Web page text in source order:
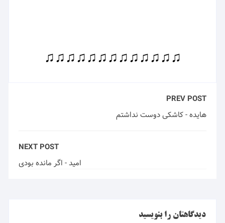
♫♫♫♫♫♫♫♫♫♫♫♫♫
PREV POST
هایده - کاشکی دوست نداشتم
NEXT POST
امید - اگر مانده بودی
دیدگاهتان را بنویسید